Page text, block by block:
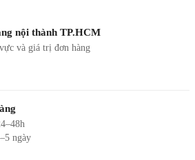
nội thành TP.HCM
và giá trị đơn hàng
ngày